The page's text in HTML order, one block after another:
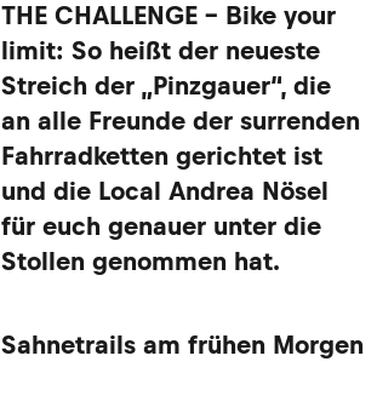
THE CHALLENGE – Bike your
limit: So heißt der neueste
Streich der „Pinzgauer“, die
an alle Freunde der surrenden
Fahrradketten gerichtet ist
und die Local Andrea Nösel
für euch genauer unter die
Stollen genommen hat.
Sahnetrails am frühen Morgen